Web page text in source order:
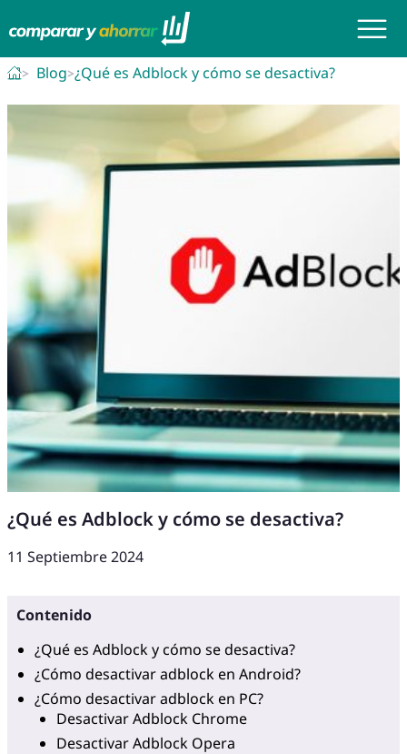
Blog ¿Qué es Adblock y cómo se desactiva?
¿Qué es Adblock y cómo se desactiva?
11 Septiembre 2024
Contenido
¿Qué es Adblock y cómo se desactiva?
¿Cómo desactivar adblock en Android?
¿Cómo desactivar adblock en PC?
Desactivar Adblock Chrome
Desactivar Adblock Opera